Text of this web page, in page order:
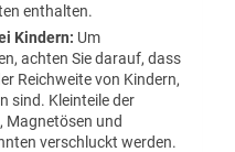
enthalten.
Kindern: Um
achten Sie darauf, dass
Reichweite von Kindern,
sind. Kleinteile der
Magnetösen und
verschluckt werden.